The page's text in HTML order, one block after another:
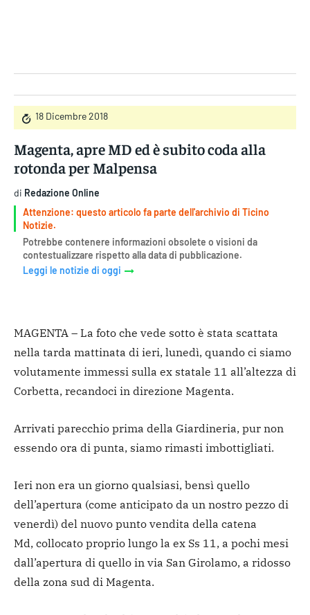
18 Dicembre 2018
Magenta, apre MD ed è subito coda alla
rotonda per Malpensa
di Redazione Online
Attenzione: questo articolo fa parte dell'archivio di Ticino
Notizie.
Potrebbe contenere informazioni obsolete o visioni da
contestualizzare rispetto alla data di pubblicazione.
Leggi le notizie di oggi
MAGENTA – La foto che vede sotto è stata scattata
nella tarda mattinata di ieri, lunedì, quando ci siamo
volutamente immessi sulla ex statale 11 all’altezza di
Corbetta, recandoci in direzione Magenta.
Arrivati parecchio prima della Giardineria, pur non
essendo ora di punta, siamo rimasti imbottigliati.
Ieri non era un giorno qualsiasi, bensì quello
dell’apertura (come anticipato da un nostro pezzo di
venerdì) del nuovo punto vendita della catena
Md, collocato proprio lungo la ex Ss 11, a pochi mesi
dall’apertura di quello in via San Girolamo, a ridosso
della zona sud di Magenta.